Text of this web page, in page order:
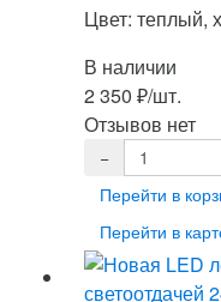
Цвет: теплый,
В наличии
2 350 ₽/шт.
Отзывов нет
Перейти в
Перейти в